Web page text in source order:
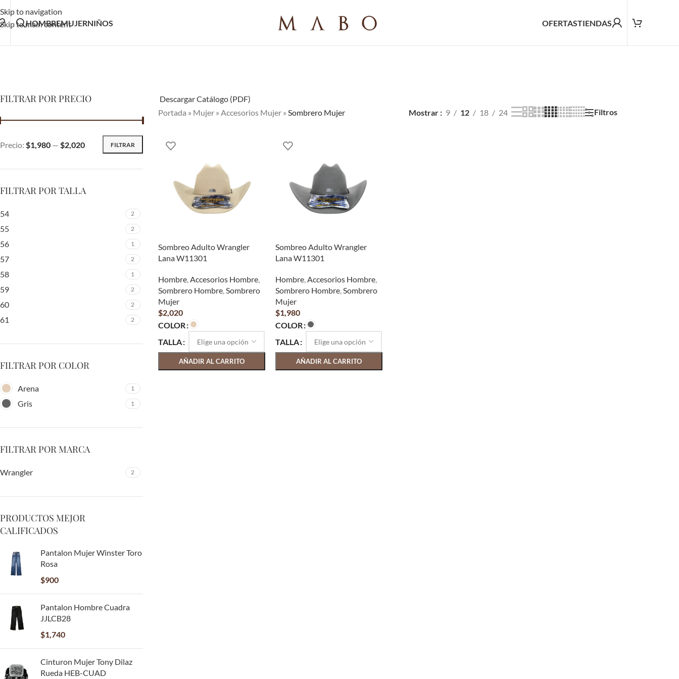
Skip to navigation
Skip to main content
HOMBREMUJERNIÑOS OFERTASTIENDAS
FILTRAR POR PRECIO
FILTRAR
Precio: $1,980 — $2,020
FILTRAR POR TALLA
54 2
55 2
56 1
57 2
58 1
59 2
60 2
61 2
FILTRAR POR COLOR
Arena 1
Gris 1
FILTRAR POR MARCA
Wrangler 2
PRODUCTOS MEJOR
CALIFICADOS
Pantalon Mujer Winster Toro
Rosa
$900
Pantalon Hombre Cuadra
JJLCB28
$1,740
Cinturon Mujer Tony Dilaz
Rueda HEB-CUAD
Descargar Catálogo (PDF)
Portada » Mujer» Accesorios Mujer» Sombrero Mujer Mostrar 9 12 18 24 Filtros
Sombreo Adulto Wrangler
Lana W11301
Hombre,Accesorios Hombre,
Sombrero Hombre,Sombrero
Mujer
$2,020
COLOR
TALLA
AÑADIR AL CARRITO
Sombreo Adulto Wrangler
Lana W11301
Hombre,Accesorios Hombre,
Sombrero Hombre,Sombrero
Mujer
$1,980
COLOR
TALLA
AÑADIR AL CARRITO